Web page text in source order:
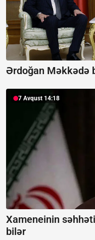
Ərdoğan Məkkədə
7 Avqust 14:18
Xameneinin
bilər